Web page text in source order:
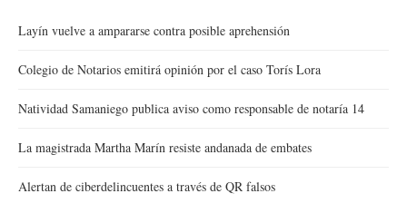
Layín vuelve a ampararse contra posible aprehensión
Colegio de Notarios emitirá opinión por el caso Torís Lora
Natividad Samaniego publica aviso como responsable de notaría 14
La magistrada Martha Marín resiste andanada de embates
Alertan de ciberdelincuentes a través de QR falsos